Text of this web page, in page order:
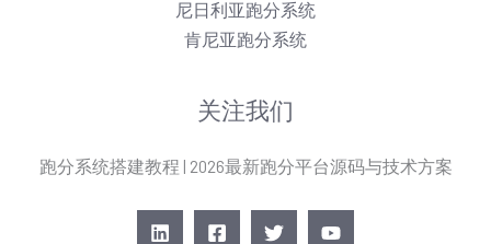
尼日利亚跑分系统
肯尼亚跑分系统
关注我们
跑分系统搭建教程 | 2026最新跑分平台源码与技术方案